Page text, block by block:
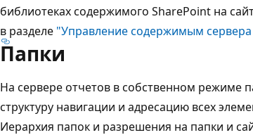
библиотеках содержимого SharePoint на
в разделе "Управление содержимым сервера
Папки
На сервере отчетов в собственном режиме
структуру навигации и адресацию всех
Иерархия папок и разрешения на папки и